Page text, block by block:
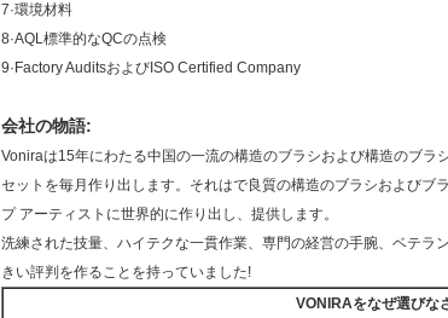
7·環境材料
8·AQL標準的なQCの点検
9·Factory AuditsおよびISO Certified Company
会社の物語:
Voniraは15年にわたる中国の一流の構造のブラシおよび構造のブ
セットを毎月作り出します。それはで良質の構造のブラシおよびブ
プ アーティストに世界的に作り出し、提供します。
洗練された技量、ハイテクな一貫作業、専門の経営の手腕、ベテ
きい評判を作ることを持っていました!
VONIRAをなぜ選びな